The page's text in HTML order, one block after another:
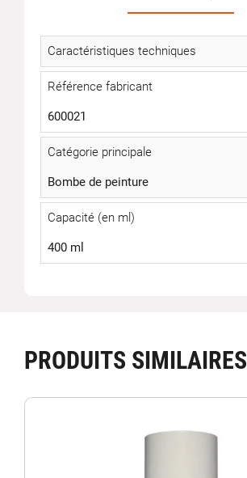
Caractéristiques techniques
Référence fabricant
600021
Catégorie principale
Bombe de peinture
Capacité (en ml)
400 ml
PRODUITS SIMILAIRES